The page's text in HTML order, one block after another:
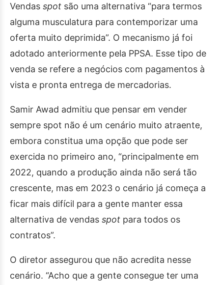
Vendas spot são uma alternativa “para termos
alguma musculatura para contemporizar uma
oferta muito deprimida”. O mecanismo já foi
adotado anteriormente pela PPSA. Esse tipo de
venda se refere a negócios com pagamentos à
vista e pronta entrega de mercadorias.
Samir Awad admitiu que pensar em vender
sempre spot não é um cenário muito atraente,
embora constitua uma opção que pode ser
exercida no primeiro ano, “principalmente em
2022, quando a produção ainda não será tão
crescente, mas em 2023 o cenário já começa a
ficar mais difícil para a gente manter essa
alternativa de vendas spot para todos os
contratos”.
O diretor assegurou que não acredita nesse
cenário. “Acho que a gente consegue ter uma